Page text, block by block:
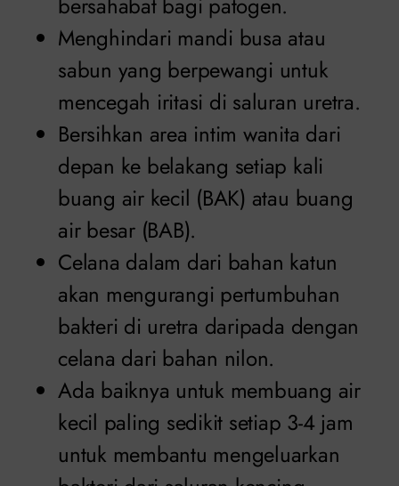
Menghindari mandi busa atau
sabun yang berpewangi untuk
mencegah iritasi di saluran uretra.
Bersihkan area intim wanita dari
depan ke belakang setiap kali
buang air kecil (BAK) atau buang
air besar (BAB).
Celana dalam dari bahan katun
akan mengurangi pertumbuhan
bakteri di uretra daripada dengan
celana dari bahan nilon.
Ada baiknya untuk membuang air
kecil paling sedikit setiap 3-4 jam
untuk membantu mengeluarkan